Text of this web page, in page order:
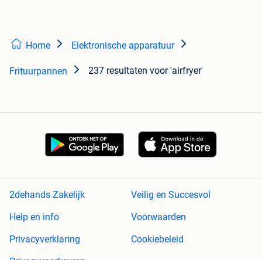
Home Elektronische apparatuur
Frituurpannen 237 resultaten voor 'airfryer'
2dehands Zakelijk
Veilig en Succesvol
Help en info
Voorwaarden
Privacyverklaring
Cookiebeleid